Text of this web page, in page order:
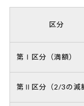
区分
第Ⅰ区分（満額）
第Ⅱ区分（2/3の減